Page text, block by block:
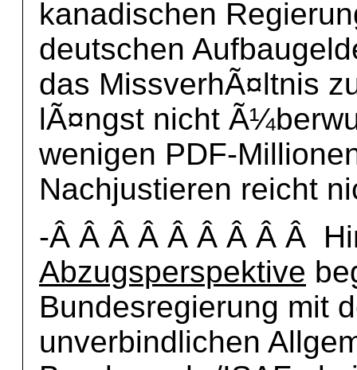
kanadischen
deutschen
das MissverhÃ¤ltnis
lÃ¤ngst nicht
wenigen PDF-
Nachjustieren reicht
-Â Â Â Â Â Â Â Â Â
Abzugsperspektive
Bundesregierung mit
unverbindlichen